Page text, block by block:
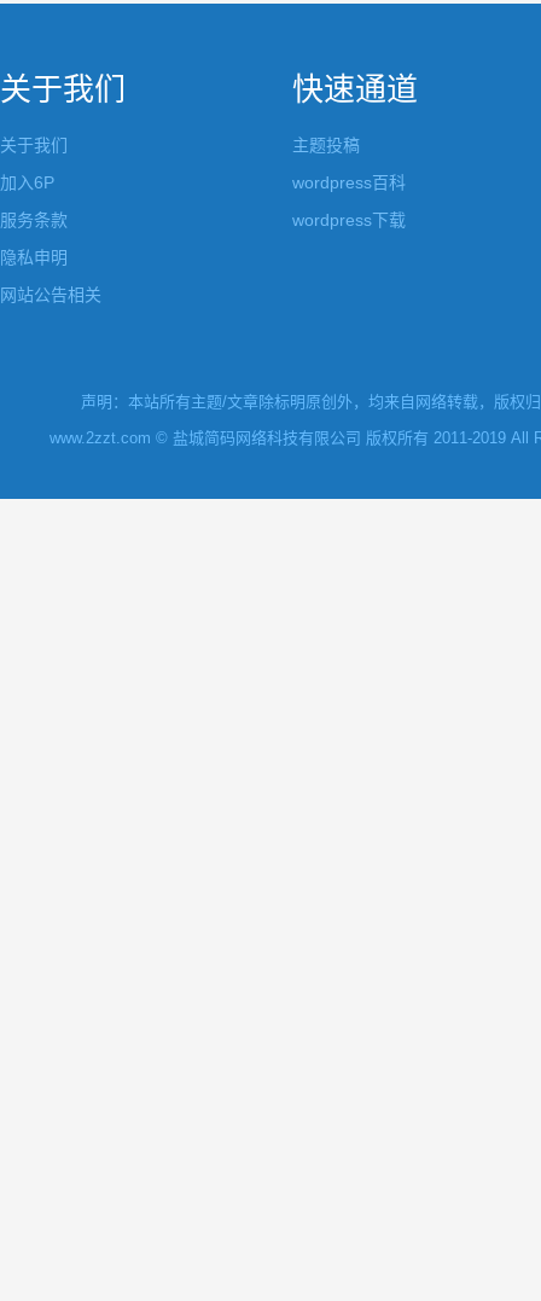
关于我们
关于我们
加入6P
服务条款
隐私申明
网站公告相关
快速通道
主题投稿
wordpress百科
wordpress下载
声明：本站所有主题/文章除标明原创外，均来自网络转载，版权
www.2zzt.com © 盐城简码网络科技有限公司 版权所有 2011-2019